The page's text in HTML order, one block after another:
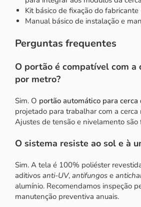
Kit básico de fixação do
Manual básico de instalação e
Perguntas frequentes
O portão é compatível com a
por metro?
Sim. O portão automático para cerca
projetado para trabalhar com a cerca
Ajustes de tensão e nivelamento são
O sistema resiste ao sol e à
Sim. A tela é 100% poliéster
aditivos anti-UV, antifungos e
alumínio. Recomendamos inspeção
manutenção preventiva anuais.